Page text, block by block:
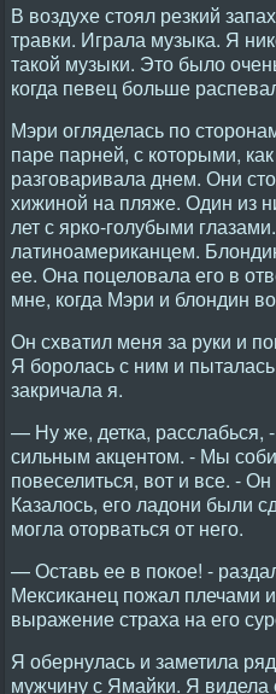
В воздухе стоял резкий
травки. Играла музыка. Я
такой музыки. Это было
когда певец больше
Мэри огляделась по
паре парней, с которыми,
разговаривала днем. Они
хижиной на пляже. Один из
лет с ярко-голубыми
латиноамериканцем.
ее. Она поцеловала его в
мне, когда Мэри и блондин
Он схватил меня за руки и
Я боролась с ним и
закричала я.
— Ну же, детка, расслабься,
сильным акцентом. - Мы
повеселиться, вот и все. -
Казалось, его ладони были
могла оторваться от него.
— Оставь ее в покое! -
Мексиканец пожал плечами
выражение страха на его
Я обернулась и заметила
мужчину с Ямайки. Я